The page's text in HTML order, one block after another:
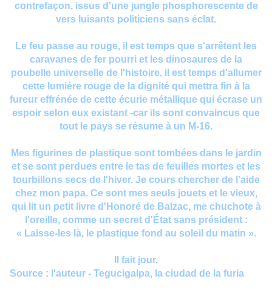
contrefaçon, issus d'une jungle phosphorescente de
vers luisants politiciens sans éclat.
Le feu passe au rouge, il est temps que s'arrêtent les
caravanes de fer pourri et les dinosaures de la
poubelle universelle de l'histoire, il est temps d'allumer
cette lumière rouge de la dignité qui mettra fin à la
fureur effrénée de cette écurie métallique qui écrase un
espoir selon eux existant -car ils sont convaincus que
tout le pays se résume à un M-16.
Mes figurines de plastique sont tombées dans le jardin
et se sont perdues entre le tas de feuilles mortes et les
tourbillons secs de l'hiver. Je cours chercher de l’aide
chez mon papa. Ce sont mes seuls jouets et le vieux,
qui lit un petit livre d'Honoré de Balzac, me chuchote à
l'oreille, comme un secret d'État sans président :
« Laisse-les là, le plastique fond au soleil du matin ».
Il fait jour.
Source : l'auteur - Tegucigalpa, la ciudad de la furia